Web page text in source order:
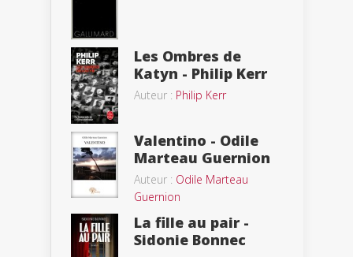
Les Ombres de
Katyn - Philip Kerr
Auteur : Philip Kerr
Valentino - Odile
Marteau Guernion
Auteur : Odile Marteau
Guernion
La fille au pair -
Sidonie Bonnec